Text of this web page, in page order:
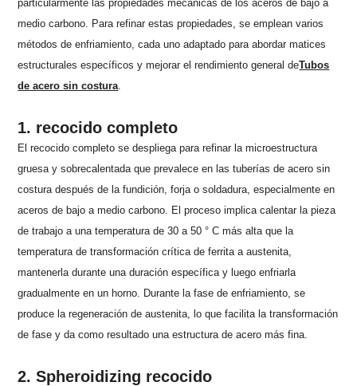
particularmente las propiedades mecánicas de los aceros de bajo a
medio carbono. Para refinar estas propiedades, se emplean varios
métodos de enfriamiento, cada uno adaptado para abordar matices
estructurales específicos y mejorar el rendimiento general deTubos
de acero sin costura
1. recocido completo
El recocido completo se despliega para refinar la microestructura
gruesa y sobrecalentada que prevalece en las tuberías de acero sin
costura después de la fundición, forja o soldadura, especialmente en
aceros de bajo a medio carbono. El proceso implica calentar la pieza
de trabajo a una temperatura de 30 a 50 ° C más alta que la
temperatura de transformación crítica de ferrita a austenita,
mantenerla durante una duración específica y luego enfriarla
gradualmente en un horno. Durante la fase de enfriamiento, se
produce la regeneración de austenita, lo que facilita la transformación
de fase y da como resultado una estructura de acero más fina.
2. Spheroidizing recocido